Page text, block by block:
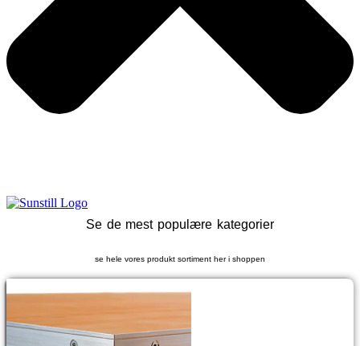
Se de mest populære kategorier
se hele vores produkt sortiment her i shoppen